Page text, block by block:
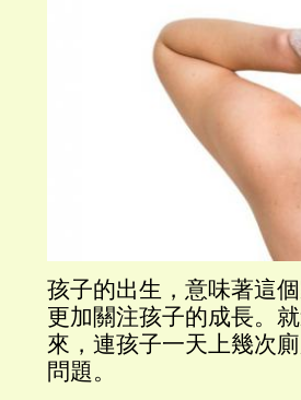
孩子的出生，意味著這
更加關注孩子的成長。
來，連孩子一天上幾次
問題。